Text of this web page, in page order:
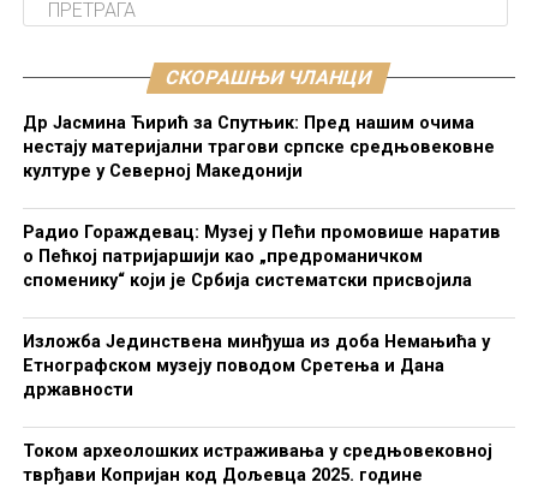
СКОРАШЊИ ЧЛАНЦИ
Др Јасмина Ћирић за Спутњик: Пред нашим очима
нестају материјални трагови српске средњовековне
културе у Северној Македонији
Радио Гораждевац: Музеј у Пећи промовише наратив
о Пећкој патријаршији као „предроманичком
споменику“ који је Србија систематски присвојила
Изложба Јединствена минђуша из доба Немањића у
Етнографском музеју поводом Сретења и Дана
државности
Током археолошких истраживања у средњовековној
тврђави Копријан код Дољевца 2025. године